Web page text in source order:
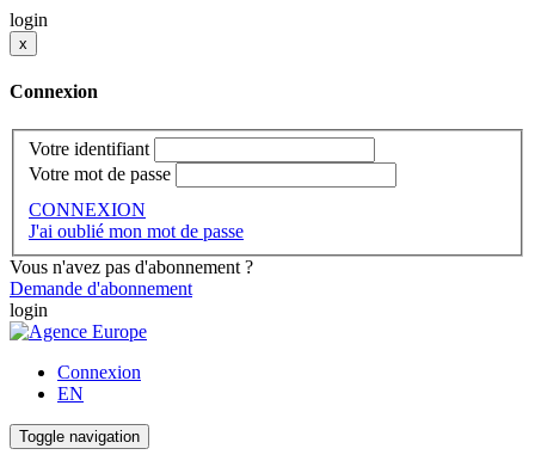
login
x
Connexion
Votre identifiant
Votre mot de passe
CONNEXION
J'ai oublié mon mot de passe
Vous n'avez pas d'abonnement ?
Demande d'abonnement
login
Connexion
EN
Toggle navigation